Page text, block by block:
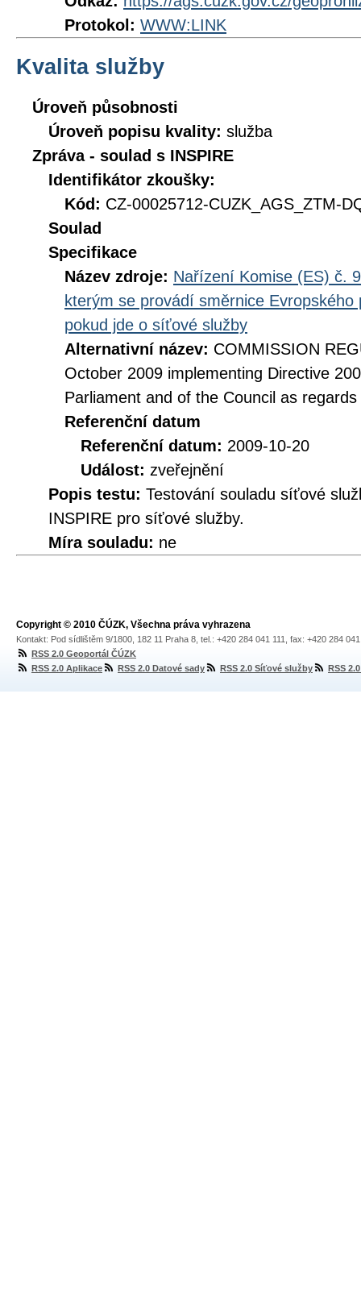
Protokol: WWW:LINK
Kvalita služby
Úroveň působnosti
Úroveň popisu kvality: služba
Zpráva - soulad s INSPIRE
Identifikátor zkoušky:
Kód: CZ-00025712-CUZK_AGS_ZTM-
Soulad
Specifikace
Název zdroje: Nařízení Komise (ES) č.
kterým se provádí směrnice
pokud jde o síťové služby
Alternativní název: COMMISSION
October 2009 implementing Directive
Parliament and of the Council as
Referenční datum
Referenční datum: 2009-10-20
Událost: zveřejnění
Popis testu: Testování souladu síťové
INSPIRE pro síťové služby.
Míra souladu: ne
Copyright © 2010 ČÚZK, Všechna práva vyhrazena
Kontakt: Pod sídlištěm 9/1800, 182 11 Praha 8, tel.: +420 284 041 111, fax: +420 284
RSS 2.0 Geoportál ČÚZK
RSS 2.0 Aplikace
RSS 2.0 Datové sady RSS 2.0 Síťové služby RSS